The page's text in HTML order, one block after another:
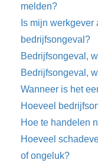
melden?
Is mijn
bedrijfsongeval?
Bedrijfsongeval,
Bedrijfsongeval,
Wanneer is het
Hoeveel
Hoe te handelen
Hoeveel
of ongeluk?